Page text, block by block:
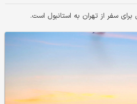
برای سفر از تهران به استانبول است.